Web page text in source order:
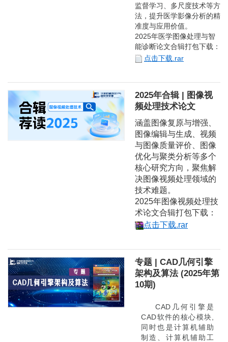
监督学习、多尺度技术等方
法，提升医学影像分析的精
准度与应用价值。
2025年医学图像处理与智
能诊断论文合辑打包下载：
点击下载.rar
2025年合辑 | 图像视
频处理技术论文
涵盖图像复原与增强、
图像编辑与生成、视频
与图像质量评价、图像
优化与聚类分析等多个
核心研究方向，聚焦解
决图像视频处理领域的
技术难题。
2025年图像视频处理技
术论文合辑打包下载：
点击下载.rar
专题 | CAD几何引擎
架构及算法 (2025年第
10期)
CAD几何引擎是
CAD软件的核心模块,
同时也是计算机辅助
制造、计算机辅助工